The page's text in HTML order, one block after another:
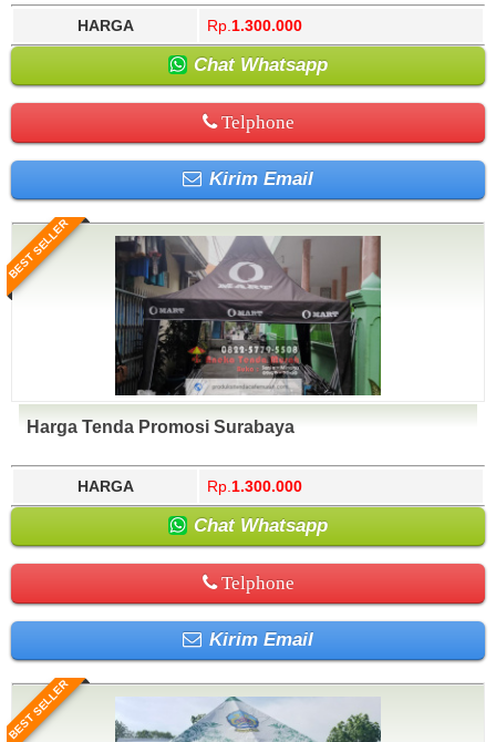
HARGA Rp. 1.300.000
Chat Whatsapp
Telphone
Kirim Email
BEST SELLER
Harga Tenda Promosi Surabaya
HARGA Rp. 1.300.000
Chat Whatsapp
Telphone
Kirim Email
BEST SELLER